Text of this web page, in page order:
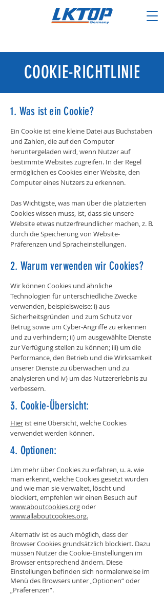
COOKIE-RICHTLINIE
1. Was ist ein Cookie?
Ein Cookie ist eine kleine Datei aus Buchstaben
und Zahlen, die auf den Computer
heruntergeladen wird, wenn Nutzer auf
bestimmte Websites zugreifen. In der Regel
ermöglichen es Cookies einer Website, den
Computer eines Nutzers zu erkennen.
Das Wichtigste, was man über die platzierten
Cookies wissen muss, ist, dass sie unsere
Website etwas nutzerfreundlicher machen, z. B.
durch die Speicherung von Website-
Präferenzen und Spracheinstellungen.
2. Warum verwenden wir Cookies?
Wir können Cookies und ähnliche
Technologien für unterschiedliche Zwecke
verwenden, beispielsweise: i) aus
Sicherheitsgründen und zum Schutz vor
Betrug sowie um Cyber-Angriffe zu erkennen
und zu verhindern; ii) um ausgewählte Dienste
zur Verfügung stellen zu können; iii) um die
Performance, den Betrieb und die Wirksamkeit
unserer Dienste zu überwachen und zu
analysieren und iv) um das Nutzererlebnis zu
verbessern.
3. Cookie-Übersicht:
Hier ist eine Übersicht, welche Cookies
verwendet werden können.
4. Optionen:
Um mehr über Cookies zu erfahren, u. a. wie
man erkennt, welche Cookies gesetzt wurden
und wie man sie verwaltet, löscht und
blockiert, empfehlen wir einen Besuch auf
www.aboutcookies.orgoder
www.allaboutcookies.org.
Alternativ ist es auch möglich, dass der
Browser Cookies grundsätzlich blockiert. Dazu
müssen Nutzer die Cookie-Einstellungen im
Browser entsprechend ändern. Diese
Einstellungen befinden sich normalerweise im
Menü des Browsers unter „Optionen“ oder
„Präferenzen“.